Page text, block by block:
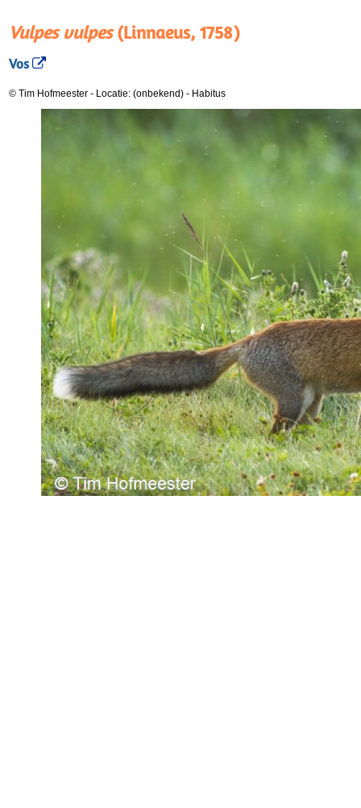
Vulpes vulpes(Linnaeus, 1758)
Vos
© Tim Hofmeester - Locatie: (onbekend) - Habitus